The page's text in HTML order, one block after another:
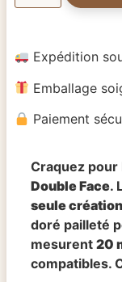
Expédition
Emballage
Paiement
Craquez pour
Double Face.
seule création
doré pailleté
mesurent 20
compatibles.